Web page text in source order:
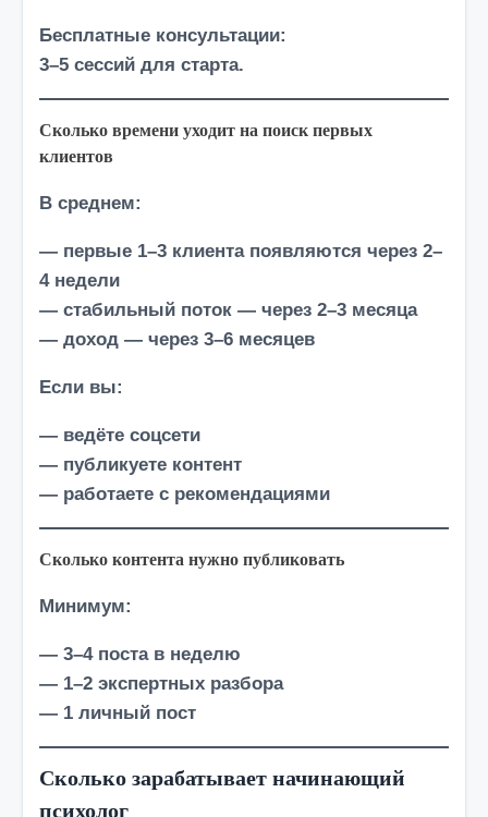
Бесплатные консультации:
3–5 сессий для старта.
Сколько времени уходит на поиск первых
клиентов
В среднем:
— первые 1–3 клиента появляются через 2–
4 недели
— стабильный поток — через 2–3 месяца
— доход — через 3–6 месяцев
Если вы:
— ведёте соцсети
— публикуете контент
— работаете с рекомендациями
Сколько контента нужно публиковать
Минимум:
— 3–4 поста в неделю
— 1–2 экспертных разбора
— 1 личный пост
Сколько зарабатывает начинающий
психолог